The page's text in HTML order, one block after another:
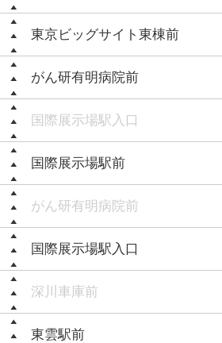
東京ビッグサイト東棟前
がん研有明病院前
国際展示場駅入口
国際展示場駅前
がん研有明病院前
国際展示場駅入口
深川車庫前
東雲駅前